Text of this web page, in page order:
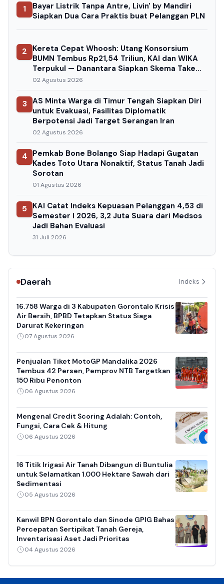
1
Bayar Listrik Tanpa Antre, Livin' by Mandiri
Siapkan Dua Cara Praktis buat Pelanggan PLN
2
Kereta Cepat Whoosh: Utang Konsorsium
BUMN Tembus Rp21,54 Triliun, KAI dan WIKA
Terpukul — Danantara Siapkan Skema Take
Over
02 Agustus 2026
3 AS Minta Warga di Timur Tengah Siapkan Diri
untuk Evakuasi, Fasilitas Diplomatik
Berpotensi Jadi Target Serangan Iran
02 Agustus 2026
4 Pemkab Bone Bolango Siap Hadapi Gugatan
Kades Toto Utara Nonaktif, Status Tanah Jadi
Sorotan
01 Agustus 2026
5
KAI Catat Indeks Kepuasan Pelanggan 4,53 di
Semester I 2026, 3,2 Juta Suara dari Medsos
Jadi Bahan Evaluasi
31 Juli 2026
Daerah Indeks
16.758 Warga di 3 Kabupaten Gorontalo Krisis
Air Bersih, BPBD Tetapkan Status Siaga
Darurat Kekeringan
07 Agustus 2026
Penjualan Tiket MotoGP Mandalika 2026
Tembus 42 Persen, Pemprov NTB Targetkan
150 Ribu Penonton
06 Agustus 2026
Mengenal Credit Scoring Adalah: Contoh,
Fungsi, Cara Cek & Hitung
06 Agustus 2026
16 Titik Irigasi Air Tanah Dibangun di Buntulia
untuk Selamatkan 1.000 Hektare Sawah dari
Sedimentasi
05 Agustus 2026
Kanwil BPN Gorontalo dan Sinode GPIG Bahas
Percepatan Sertipikat Tanah Gereja,
Inventarisasi Aset Jadi Prioritas
04 Agustus 2026